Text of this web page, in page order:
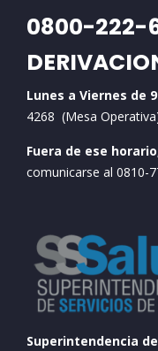
0800-222-
Lunes a Viernes de
4268 (Mesa
Fuera de ese
comunicarse al 0810-
Superintendencia